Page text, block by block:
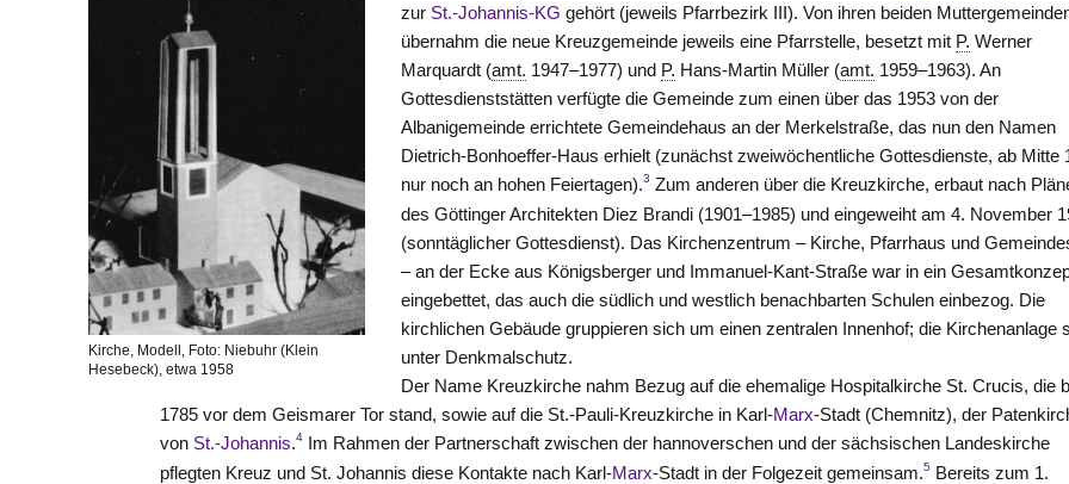
Kirche, Modell, Foto: Niebuhr (Klein
Hesebeck), etwa 1958
zur St.-Johannis-KG gehört (jeweils Pfarrbezirk III). Von ihren beiden
übernahm die neue Kreuzgemeinde jeweils eine Pfarrstelle, besetzt mit P. Werner
Marquardt (amt. 1947–1977) und P. Hans-Martin Müller (amt. 1959–1963). An
Gottesdienststätten verfügte die Gemeinde zum einen über das 1953 von der
Albanigemeinde errichtete Gemeindehaus an der Merkelstraße, das nun den Namen
Dietrich-Bonhoeffer-Haus erhielt (zunächst zweiwöchentliche Gottesdienste, ab Mitte
nur noch an hohen Feiertagen).3 Zum anderen über die Kreuzkirche, erbaut nach
des Göttinger Architekten Diez Brandi (1901–1985) und eingeweiht am 4. November
(sonntäglicher Gottesdienst). Das Kirchenzentrum – Kirche, Pfarrhaus und
– an der Ecke aus Königsberger und Immanuel-Kant-Straße war in ein
eingebettet, das auch die südlich und westlich benachbarten Schulen einbezog. Die
kirchlichen Gebäude gruppieren sich um einen zentralen Innenhof; die Kirchenanlage
unter Denkmalschutz.
Der Name Kreuzkirche nahm Bezug auf die ehemalige Hospitalkirche St. Crucis, die
1785 vor dem Geismarer Tor stand, sowie auf die St.-Pauli-Kreuzkirche in Karl-Marx-Stadt (Chemnitz), der
von St.-Johannis.4 Im Rahmen der Partnerschaft zwischen der hannoverschen und der sächsischen Landeskirche
pflegten Kreuz und St. Johannis diese Kontakte nach Karl-Marx-Stadt in der Folgezeit gemeinsam.5 Bereits zum 1.